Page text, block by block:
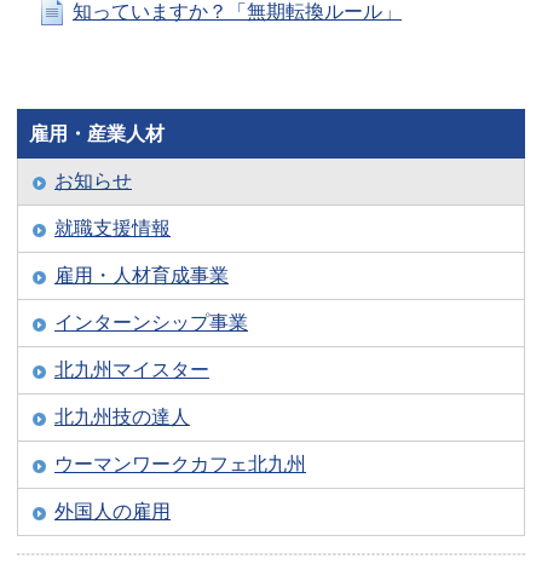
知っていますか？「無期転換ルール」
雇用・産業人材
お知らせ
就職支援情報
雇用・人材育成事業
インターンシップ事業
北九州マイスター
北九州技の達人
ウーマンワークカフェ北九州
外国人の雇用